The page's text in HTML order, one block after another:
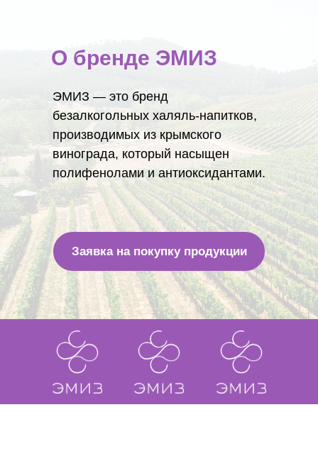
ЭМИЗ — это бренд
безалкогольных халяль-напитков,
производимых из крымского
винограда, который насыщен
полифенолами и антиоксидантами.
О бренде ЭМИЗ
Заявка на покупку продукции